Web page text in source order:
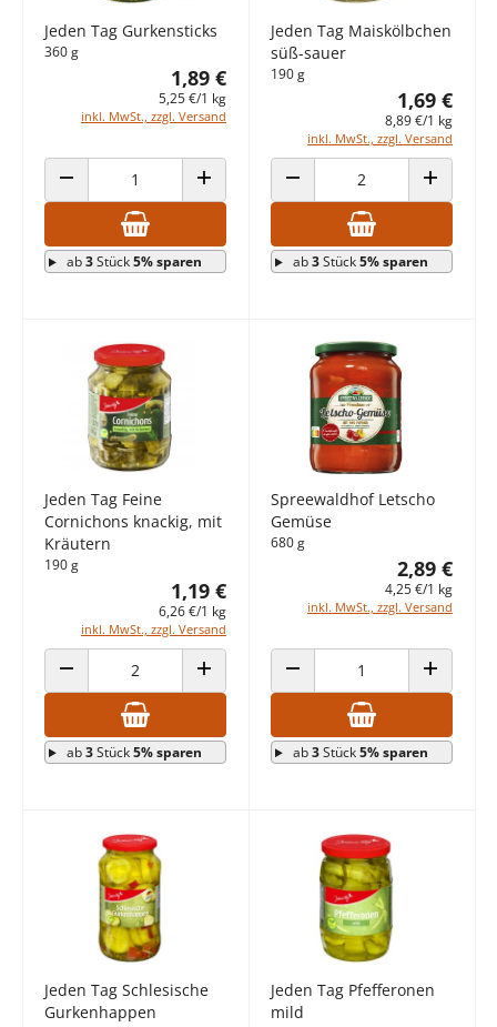
Jeden Tag Gurkensticks
360 g
1,89 €
5,25 €/1 kg
inkl. MwSt., zzgl. Versand
ANZAHL VERRINGERN ANZAHL ERHÖHEN
ab3Stück5% sparen
Jeden Tag Maiskölbchen
süß-sauer
190 g
1,69 €
8,89 €/1 kg
inkl. MwSt., zzgl. Versand
ANZAHL VERRINGERN ANZAHL
ab3Stück5% sparen
Jeden Tag Feine
Cornichons knackig, mit
Kräutern
190 g
1,19 €
6,26 €/1 kg
inkl. MwSt., zzgl. Versand
ANZAHL VERRINGERN ANZAHL ERHÖHEN
ab3Stück5% sparen
Spreewaldhof Letscho
Gemüse
680 g
2,89 €
4,25 €/1 kg
inkl. MwSt., zzgl. Versand
ANZAHL VERRINGERN ANZAHL
ab3Stück5% sparen
Jeden Tag Schlesische
Gurkenhappen
Jeden Tag Pfefferonen
mild